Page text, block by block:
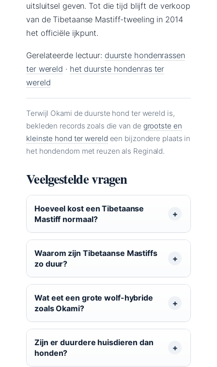
uitsluitsel geven. Tot die tijd blijft de verkoop
van de Tibetaanse Mastiff-tweeling in 2014
het officiële ijkpunt.
Gerelateerde lectuur: duurste hondenrassen
ter wereld · het duurste hondenras ter
wereld
Terwijl Okami de duurste hond ter wereld is,
bekleden records zoals die van de grootste en
kleinste hond ter wereld een bijzondere plaats in
het hondendom met reuzen als Reginald.
Veelgestelde vragen
Hoeveel kost een Tibetaanse
Mastiff normaal?
Waarom zijn Tibetaanse Mastiffs
zo duur?
Wat eet een grote wolf-hybride
zoals Okami?
Zijn er duurdere huisdieren dan
honden?